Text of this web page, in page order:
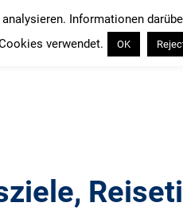
Informationen
verwendet.
OK